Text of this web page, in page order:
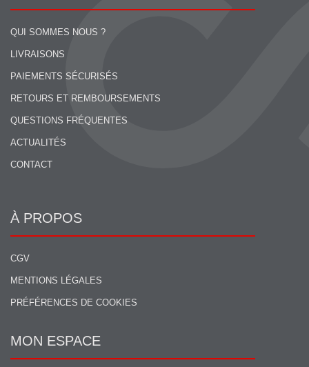
QUI SOMMES NOUS ?
LIVRAISONS
PAIEMENTS SÉCURISÉS
RETOURS ET REMBOURSEMENTS
QUESTIONS FRÉQUENTES
ACTUALITÉS
CONTACT
À PROPOS
CGV
MENTIONS LÉGALES
PRÉFÉRENCES DE COOKIES
MON ESPACE